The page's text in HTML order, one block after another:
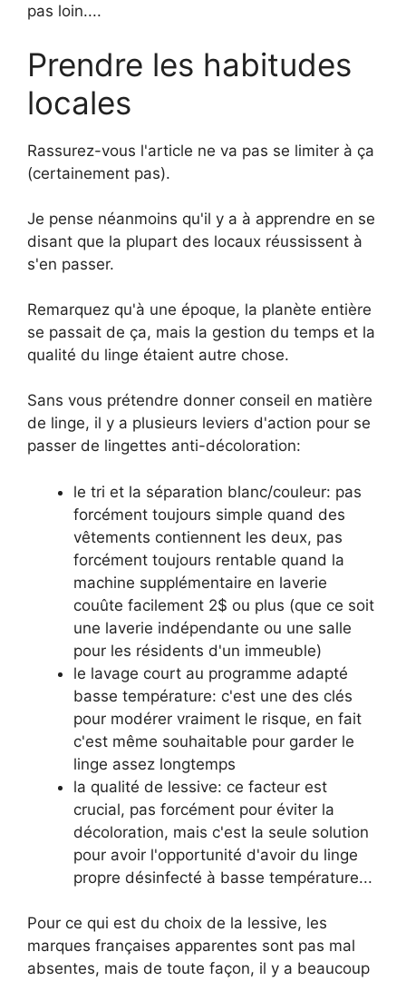
pas loin....
Prendre les habitudes
locales
Rassurez-vous l'article ne va pas se limiter à ça
(certainement pas).
Je pense néanmoins qu'il y a à apprendre en se
disant que la plupart des locaux réussissent à
s'en passer.
Remarquez qu'à une époque, la planète entière
se passait de ça, mais la gestion du temps et la
qualité du linge étaient autre chose.
Sans vous prétendre donner conseil en matière
de linge, il y a plusieurs leviers d'action pour se
passer de lingettes anti-décoloration:
le tri et la séparation blanc/couleur: pas
forcément toujours simple quand des
vêtements contiennent les deux, pas
forcément toujours rentable quand la
machine supplémentaire en laverie
couûte facilement 2$ ou plus (que ce soit
une laverie indépendante ou une salle
pour les résidents d'un immeuble)
le lavage court au programme adapté
basse température: c'est une des clés
pour modérer vraiment le risque, en fait
c'est même souhaitable pour garder le
linge assez longtemps
la qualité de lessive: ce facteur est
crucial, pas forcément pour éviter la
décoloration, mais c'est la seule solution
pour avoir l'opportunité d'avoir du linge
propre désinfecté à basse température...
Pour ce qui est du choix de la lessive, les
marques françaises apparentes sont pas mal
absentes, mais de toute façon, il y a beaucoup